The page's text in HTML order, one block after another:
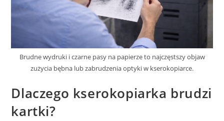
Brudne wydruki i czarne pasy na papierze to najczęstszy objaw
zużycia bębna lub zabrudzenia optyki w kserokopiarce.
Dlaczego kserokopiarka brudzi
kartki?